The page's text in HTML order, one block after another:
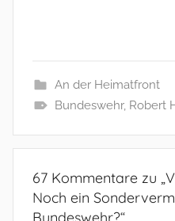
An der Heimatfront
Bundeswehr, Robert
67 Kommentare zu „
Noch ein
Bundeswehr?“